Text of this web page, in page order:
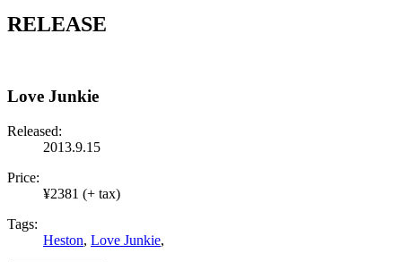
RELEASE
Love Junkie
Released:
2013.9.15
Price:
¥2381 (+ tax)
Tags:
Heston, Love Junkie,